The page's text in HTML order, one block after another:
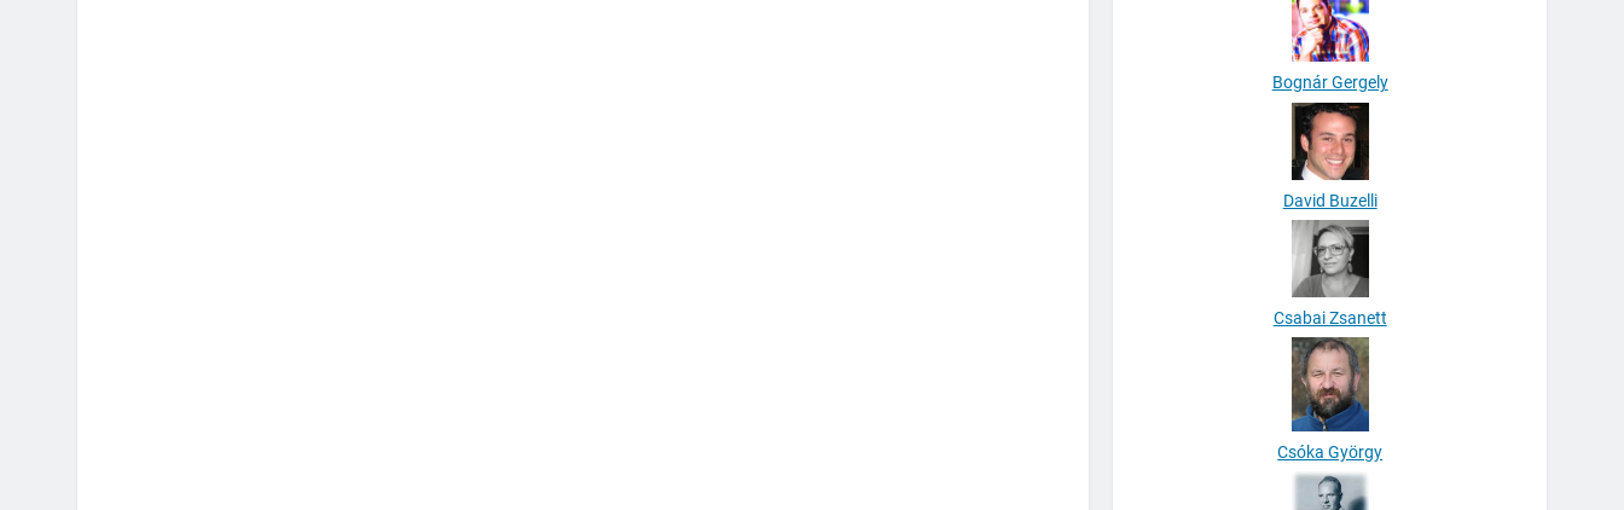
Bognár Gergely
David Buzelli
Csabai Zsanett
Csóka György